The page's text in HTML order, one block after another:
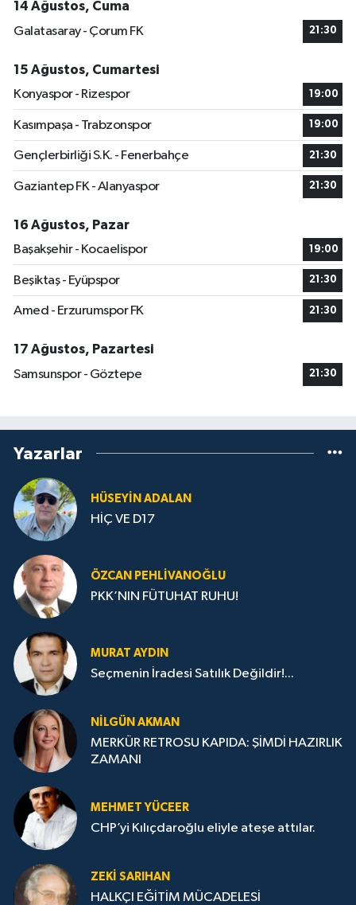
14 Ağustos, Cuma
Galatasaray - Çorum FK
21:30
15 Ağustos, Cumartesi
Konyaspor - Rizespor
19:00
Kasımpaşa - Trabzonspor 19:00
Gençlerbirliği S.K. - Fenerbahçe 21:30
Gaziantep FK - Alanyaspor 21:30
16 Ağustos, Pazar
Başakşehir - Kocaelispor
19:00
Beşiktaş - Eyüpspor 21:30
Amed - Erzurumspor FK 21:30
17 Ağustos, Pazartesi
Samsunspor - Göztepe
21:30
Yazarlar
HÜSEYIN ADALAN
HİÇ VE D17
ÖZCAN PEHLIVANOĞLU
PKK’NIN FÜTUHAT RUHU!
MURAT AYDIN
Seçmenin İradesi Satılık Değildir!...
NILGÜN AKMAN
MERKÜR RETROSU KAPIDA: ŞİMDİ HAZIRLIK
ZAMANI
MEHMET YÜCEER
CHP’yi Kılıçdaroğlu eliyle ateşe attılar.
ZEKI SARIHAN
HALKÇI EĞİTİM MÜCADELESİ